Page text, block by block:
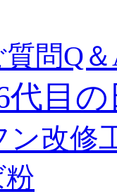
問Q
代目
ン改修